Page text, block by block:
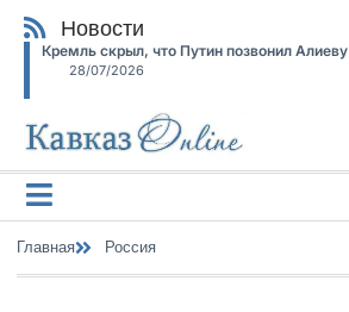
Новости
Кремль скрыл, что Путин позвонил Алиеву
28/07/2026
Главная Россия